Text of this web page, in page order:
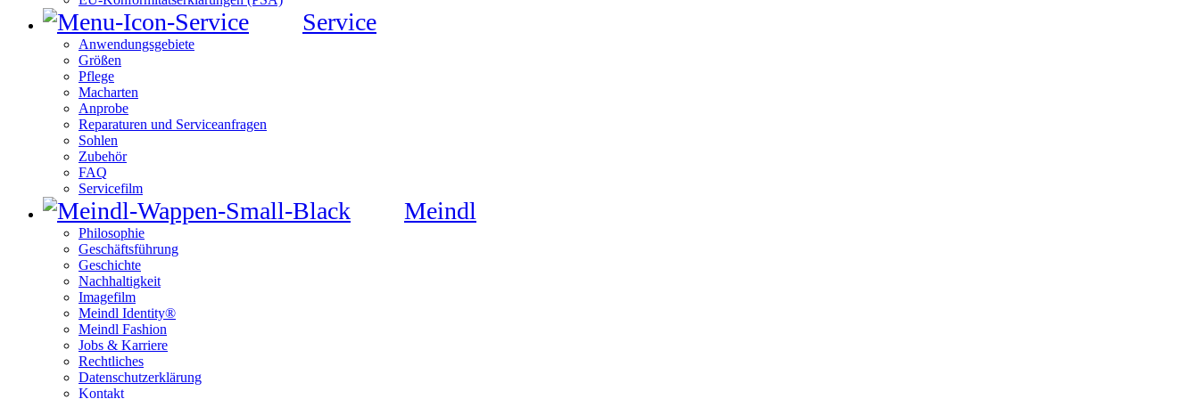
Service
Anwendungsgebiete
Größen
Pflege
Macharten
Anprobe
Reparaturen und Serviceanfragen
Sohlen
Zubehör
FAQ
Servicefilm
Meindl
Philosophie
Geschäftsführung
Geschichte
Nachhaltigkeit
Imagefilm
Meindl Identity®
Meindl Fashion
Jobs & Karriere
Rechtliches
Datenschutzerklärung
Kontakt